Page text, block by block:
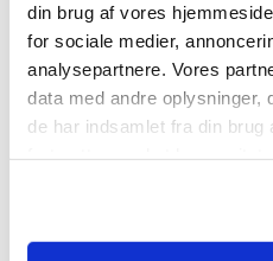
din brug af vores
for sociale medier,
analysepartnere. Vores
data med andre oplysninger,
de har indsamlet fra din
Hos JK-Genbrugscenter
brugte døre og vinduer,
byggematerialer. Vi har
kvalitet til gode priser og